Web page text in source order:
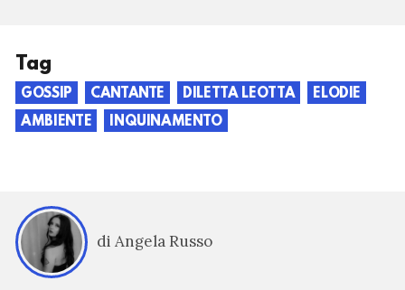
Tag
GOSSIP CANTANTE DILETTA LEOTTA
ELODIE
AMBIENTE
INQUINAMENTO
di Angela Russo